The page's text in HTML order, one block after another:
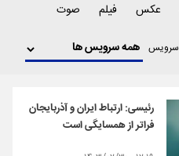
عکس فیلم صوت
سرویس
رئیسی: ارتباط ایران و آذربایجان
فراتر از همسایگی است